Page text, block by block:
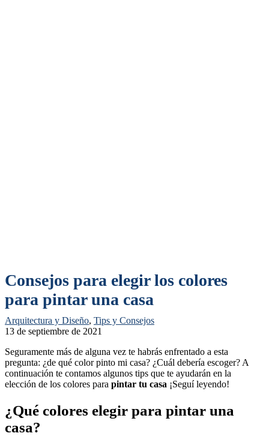
Consejos para elegir los colores
para pintar una casa
Arquitectura y Diseño, Tips y Consejos
13 de septiembre de 2021
Seguramente más de alguna vez te habrás enfrentado a esta
pregunta: ¿de qué color pinto mi casa? ¿Cuál debería escoger? A
continuación te contamos algunos tips que te ayudarán en la
elección de los colores para pintar tu casa ¡Seguí leyendo!
¿Qué colores elegir para pintar una
casa?